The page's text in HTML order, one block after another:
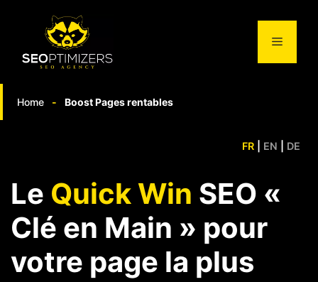
Menu
Home - Boost Pages rentables
FR EN DE
Le Quick Win SEO «
Clé en Main » pour
votre page la plus